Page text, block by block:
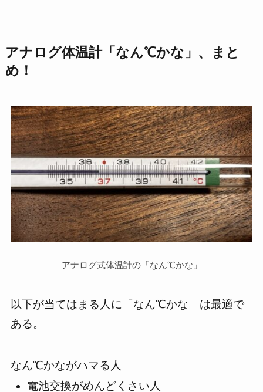
アナログ体温計「なん℃かな」、まと
め！
アナログ式体温計の「なん℃かな」
以下が当てはまる人に「なん℃かな」は最適で
ある。
なん℃かながハマる人
電池交換がめんどくさい人